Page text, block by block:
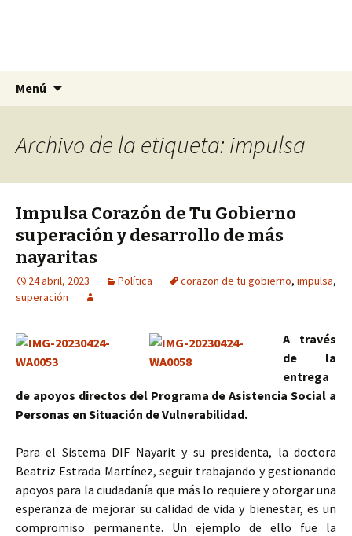
La Yunta de Tepic
La nueva opción en información
Menú
Archivo de la etiqueta: impulsa
Impulsa Corazón de Tu Gobierno
superación y desarrollo de más
nayaritas
24 abril, 2023 Política corazon de tu gobierno, impulsa,
superación
A través
de la
entrega
de apoyos directos del Programa de Asistencia Social a
Personas en Situación de Vulnerabilidad.
Para el Sistema DIF Nayarit y su presidenta, la doctora
Beatriz Estrada Martínez, seguir trabajando y gestionando
apoyos para la ciudadanía que más lo requiere y otorgar una
esperanza de mejorar su calidad de vida y bienestar, es un
compromiso permanente. Un ejemplo de ello fue la